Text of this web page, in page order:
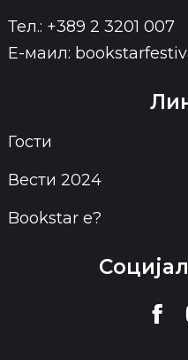
Тел.: +389 2 3201 007
Е-маил:
Гости
Вести 2024
Bookstar е?